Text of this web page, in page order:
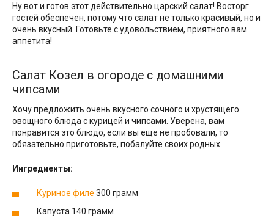
Ну вот и готов этот действительно царский салат! Восторг
гостей обеспечен, потому что салат не только красивый, но и
очень вкусный. Готовьте с удовольствием, приятного вам
аппетита!
Салат Козел в огороде с домашними
чипсами
Хочу предложить очень вкусного сочного и хрустящего
овощного блюда с курицей и чипсами. Уверена, вам
понравится это блюдо, если вы еще не пробовали, то
обязательно приготовьте, побалуйте своих родных.
Ингредиенты:
Куриное филе 300 грамм
Капуста 140 грамм